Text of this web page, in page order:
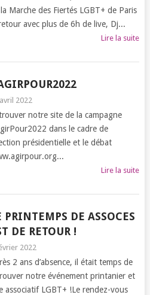
Marche des Fiertés LGBT+ de Paris
avec plus de 6h de live, Dj...
Lire la suite
2022
notre site de la campagne
dans le cadre de
présidentielle et le débat
Lire la suite
PRINTEMPS DE ASSOCES
DE RETOUR !
2022
2 ans d’absence, il était temps de
notre événement printanier et
LGBT+ !Le rendez-vous